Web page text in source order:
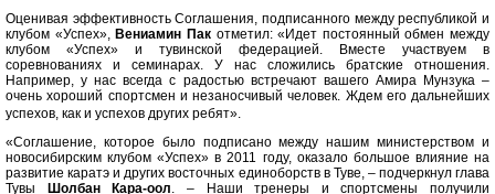
Оценивая эффективность Соглашения, подписанного между республикой и
клубом «Успех», Вениамин Пакотметил: «Идет постоянный обмен между
клубом «Успех» и тувинской федерацией. Вместе участвуем в
соревнованиях и семинарах. У нас сложились братские отношения.
Например, у нас всегда с радостью встречают вашего Амира Мунзука –
очень хороший спортсмен и незаносчивый человек. Ждем его дальнейших
успехов, как и успехов других ребят».
«Соглашение, которое было подписано между нашим министерством и
новосибирским клубом «Успех» в 2011 году, оказало большое влияние на
развитие каратэ и других восточных единоборств в Туве, – подчеркнул глава
Тувы
Шолбан Кара-оол. – Наши тренеры и спортсмены получили